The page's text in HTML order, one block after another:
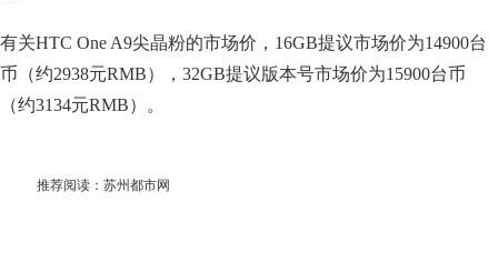
有关HTC One A9尖晶粉的市场价，16GB提议市场价为14900台
币（约2938元RMB），32GB提议版本号市场价为15900台币
（约3134元RMB）。
推荐阅读： 苏州都市网